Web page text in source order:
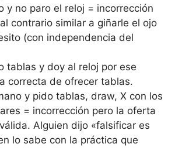
y no paro el reloj = incorrección
contrario similar a giñarle el ojo
(con independencia del
tablas y doy al reloj por ese
correcta de ofrecer tablas.
y pido tablas, draw, X con los
= incorrección pero la oferta
Alguien dijo «falsificar es
lo sabe con la práctica que